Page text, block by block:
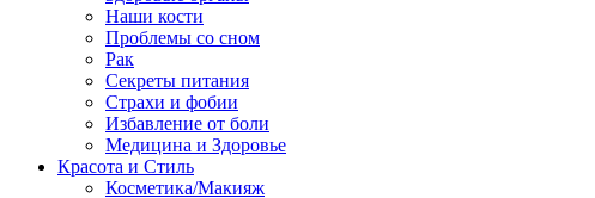
Наши кости
Проблемы со сном
Рак
Секреты питания
Страхи и фобии
Избавление от боли
Медицина и Здоровье
Красота и Стиль
Косметика/Макияж